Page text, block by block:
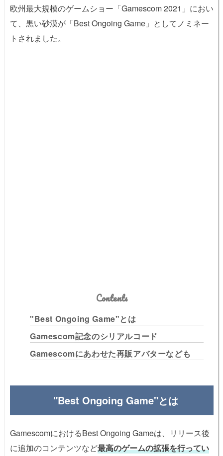
欧州最大規模のゲームショー「Gamescom 2021」におい
て、黒い砂漠が「Best Ongoing Game」としてノミネー
トされました。
Contents
"Best Ongoing Game"とは
Gamescom記念のシリアルコード
Gamescomにあわせた再販アバターなども
"Best Ongoing Game"とは
GamescomにおけるBest Ongoing Gameは、リリース後
に追加のコンテンツなど最高のゲームの拡張を行ってい